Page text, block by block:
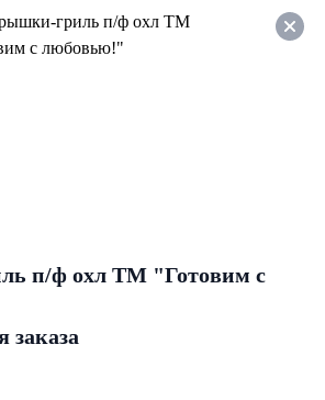
НА
п/ф охл ТМ "Готовим с
заказа